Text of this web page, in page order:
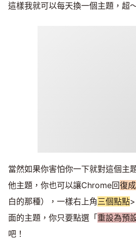
這樣我就可以每天換一個主題，超
當然如果你害怕你一下就對這個主
他主題，你也可以讓Chrome回復
白的那種），一樣右上角三個點點
面的主題，你只要點選「重設為預
吧！